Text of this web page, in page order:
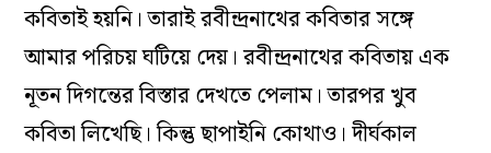
কবিতাই হয়নি। তারাই রবীন্দ্রনাথের কবিতার সঙ্গে
আমার পরিচয় ঘটিয়ে দেয়। রবীন্দ্রনাথের কবিতায় এক
নূতন দিগন্তের বিস্তার দেখতে পেলাম। তারপর খুব
কবিতা লিখেছি। কিন্তু ছাপাইনি কোথাও। দীর্ঘকাল